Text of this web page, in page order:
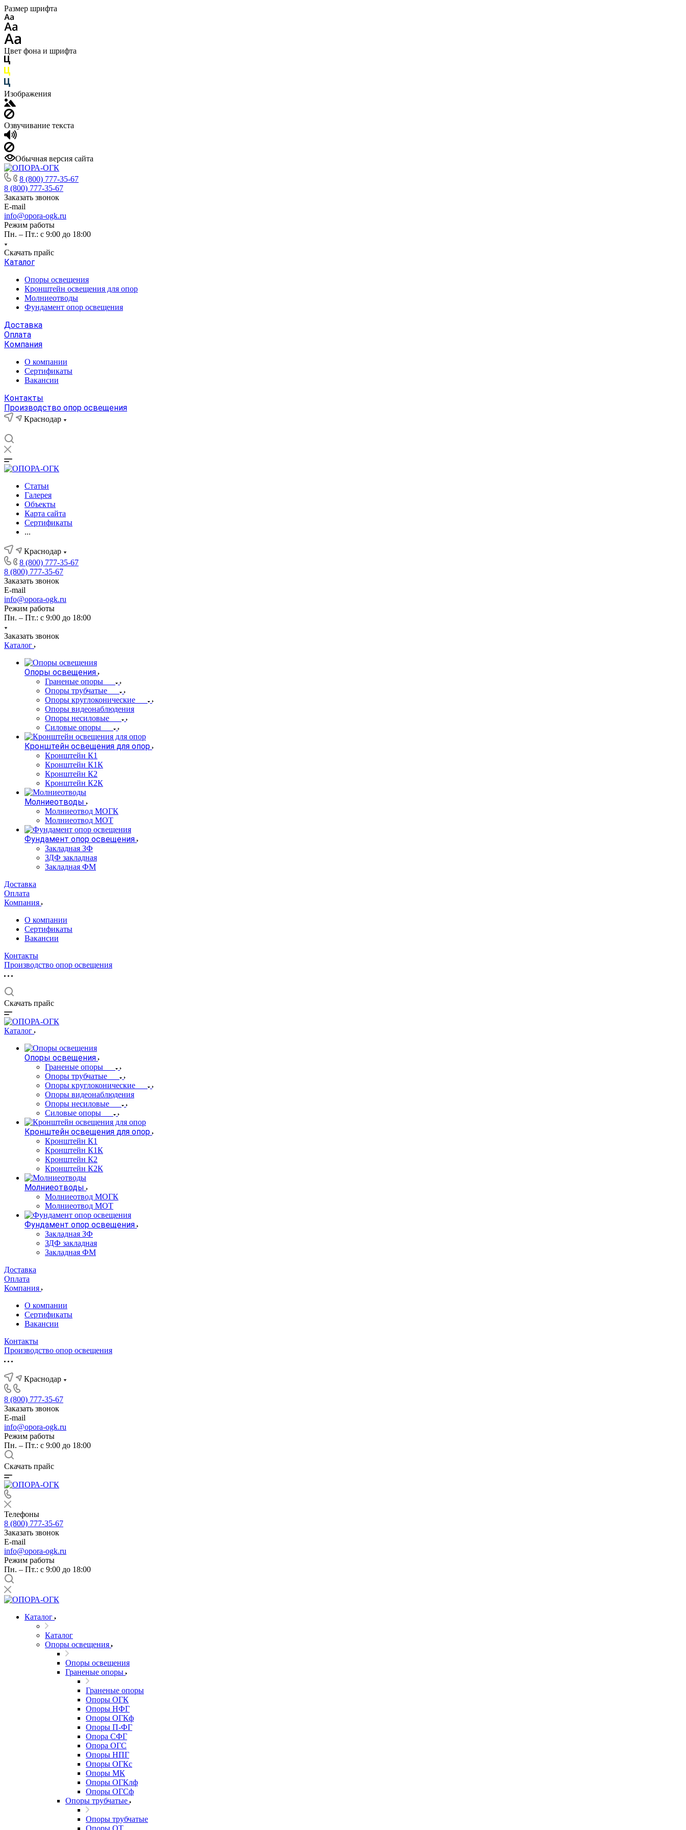
Размер шрифта
Цвет фона и шрифта
Изображения
Озвучивание текста
Обычная версия сайта
8 (800) 777-35-67
8 (800) 777-35-67
Заказать звонок
E-mail
info@opora-ogk.ru
Режим работы
Пн. – Пт.: с 9:00 до 18:00
Скачать прайс
Каталог
Опоры освещения
Кронштейн освещения для опор
Молниеотводы
Фундамент опор освещения
Доставка
Оплата
Компания
О компании
Сертификаты
Вакансии
Контакты
Производство опор освещения
Краснодар
Статьи
Галерея
Объекты
Карта сайта
Сертификаты
...
Краснодар
8 (800) 777-35-67
8 (800) 777-35-67
Заказать звонок
E-mail
info@opora-ogk.ru
Режим работы
Пн. – Пт.: с 9:00 до 18:00
Заказать звонок
Каталог
Опоры освещения
Граненые опоры
Опоры трубчатые
Опоры круглоконические
Опоры видеонаблюдения
Опоры несиловые
Силовые опоры
Кронштейн освещения для опор
Кронштейн К1
Кронштейн К1К
Кронштейн К2
Кронштейн К2К
Молниеотводы
Молниеотвод МОГК
Молниеотвод МОТ
Фундамент опор освещения
Закладная ЗФ
ЗДФ закладная
Закладная ФМ
Доставка
Оплата
Компания
О компании
Сертификаты
Вакансии
Контакты
Производство опор освещения
Скачать прайс
Каталог
Опоры освещения
Граненые опоры
Опоры трубчатые
Опоры круглоконические
Опоры видеонаблюдения
Опоры несиловые
Силовые опоры
Кронштейн освещения для опор
Кронштейн К1
Кронштейн К1К
Кронштейн К2
Кронштейн К2К
Молниеотводы
Молниеотвод МОГК
Молниеотвод МОТ
Фундамент опор освещения
Закладная ЗФ
ЗДФ закладная
Закладная ФМ
Доставка
Оплата
Компания
О компании
Сертификаты
Вакансии
Контакты
Производство опор освещения
Краснодар
8 (800) 777-35-67
Заказать звонок
E-mail
info@opora-ogk.ru
Режим работы
Пн. – Пт.: с 9:00 до 18:00
Скачать прайс
Телефоны
8 (800) 777-35-67
Заказать звонок
E-mail
info@opora-ogk.ru
Режим работы
Пн. – Пт.: с 9:00 до 18:00
Каталог
Каталог
Опоры освещения
Опоры освещения
Граненые опоры
Граненые опоры
Опоры ОГК
Опоры НФГ
Опоры ОГКф
Опоры П-ФГ
Опора СФГ
Опора ОГС
Опоры НПГ
Опоры ОГКс
Опоры МК
Опоры ОГКлф
Опоры ОГСф
Опоры трубчатые
Опоры трубчатые
Опоры ОТ